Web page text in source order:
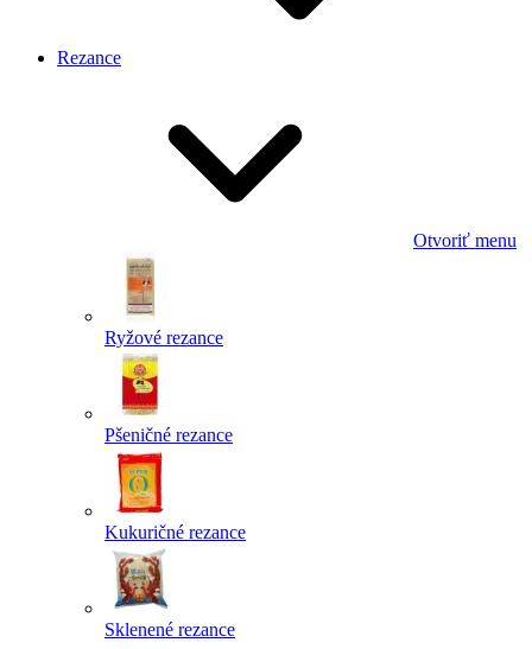
Rezance
Otvoriť menu
Ryžové rezance
Pšeničné rezance
Kukuričné rezance
Sklenené rezance